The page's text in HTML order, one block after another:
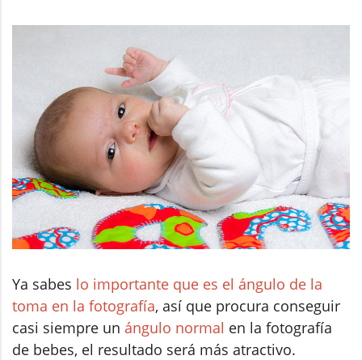
Ya sabes lo importante que es el ángulo de la
toma en la fotografía, así que procura conseguir
casi siempre un ángulo normal en la fotografía
de bebes, el resultado será más atractivo.